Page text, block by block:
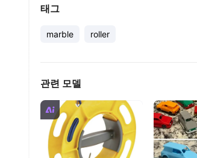
태그
marble roller
관련 모델
